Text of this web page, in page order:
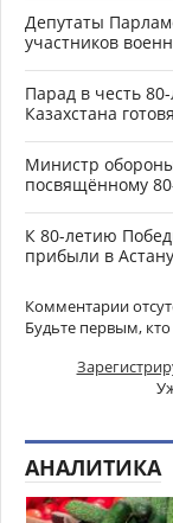
Депутаты
участников
Парад в честь
Казахстана
Министр
посвящённому
К 80-летию
прибыли в Астану
Комментарии
Будьте первым,
АНАЛИТИКА